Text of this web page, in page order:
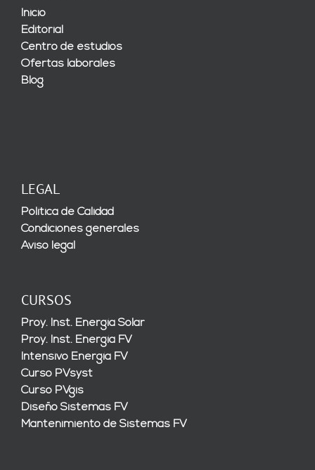
Inicio
Editorial
Centro de estudios
Ofertas laborales
Blog
LEGAL
Política de Calidad
Condiciones generales
Aviso legal
CURSOS
Proy. Inst. Energía Solar
Proy. Inst. Energía FV
Intensivo Energía FV
Curso PVsyst
Curso PVgis
Diseño Sistemas FV
Mantenimiento de Sistemas FV